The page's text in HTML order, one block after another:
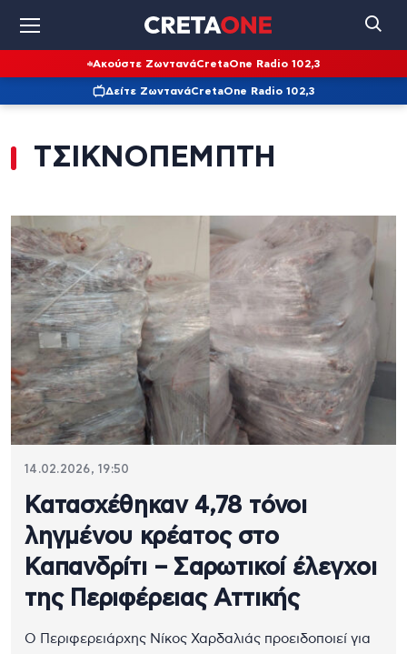
Ακούστε ΖωντανάCretaOne Radio 102,3
Δείτε ΖωντανάCretaOne Radio 102,3
ΤΣΙΚΝΟΠΕΜΠΤΗ
14.02.2026, 19:50
Κατασχέθηκαν 4,78 τόνοι
ληγμένου κρέατος στο
Καπανδρίτι – Σαρωτικοί έλεγχοι
της Περιφέρειας Αττικής
Ο Περιφερειάρχης Νίκος Χαρδαλιάς προειδοποιεί για